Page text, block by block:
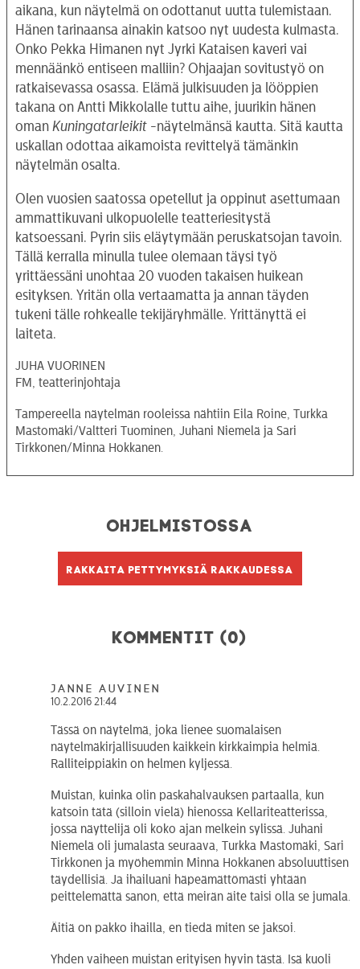
aikana, kun näytelmä on odottanut uutta tulemistaan.
Hänen tarinaansa ainakin katsoo nyt uudesta kulmasta.
Onko Pekka Himanen nyt Jyrki Kataisen kaveri vai
mennäänkö entiseen malliin? Ohjaajan sovitustyö on
ratkaisevassa osassa. Elämä julkisuuden ja lööppien
takana on Antti Mikkolalle tuttu aihe, juurikin hänen
oman Kuningatarleikit -näytelmänsä kautta. Sitä kautta
uskallan odottaa aikamoista revittelyä tämänkin
näytelmän osalta.
Olen vuosien saatossa opetellut ja oppinut asettumaan
ammattikuvani ulkopuolelle teatteriesitystä
katsoessani. Pyrin siis eläytymään peruskatsojan tavoin.
Tällä kerralla minulla tulee olemaan täysi työ
yrittäessäni unohtaa 20 vuoden takaisen huikean
esityksen. Yritän olla vertaamatta ja annan täyden
tukeni tälle rohkealle tekijäryhmälle. Yrittänyttä ei
laiteta.
JUHA VUORINEN
FM, teatterinjohtaja
Tampereella näytelmän rooleissa nähtiin Eila Roine, Turkka
Mastomäki/Valtteri Tuominen, Juhani Niemelä ja Sari
Tirkkonen/Minna Hokkanen.
Ohjelmistossa
Rakkaita pettymyksiä rakkaudessa
Kommentit (0)
Janne Auvinen
10.2.2016 21:44
Tässä on näytelmä, joka lienee suomalaisen
näytelmäkirjallisuuden kaikkein kirkkaimpia helmiä.
Ralliteippiäkin on helmen kyljessä.
Muistan, kuinka olin paskahalvauksen partaalla, kun
katsoin tätä (silloin vielä) hienossa Kellariteatterissa,
jossa näyttelijä oli koko ajan melkein sylissä. Juhani
Niemelä oli jumalasta seuraava, Turkka Mastomäki, Sari
Tirkkonen ja myöhemmin Minna Hokkanen absoluuttisen
täydellisiä. Ja ihailuani häpeämättömästi yhtään
peittelemättä sanon, että meirän äite taisi olla se jumala.
Äitiä on pakko ihailla, en tiedä miten se jaksoi.
Yhden vaiheen muistan erityisen hyvin tästä. Isä kuoli